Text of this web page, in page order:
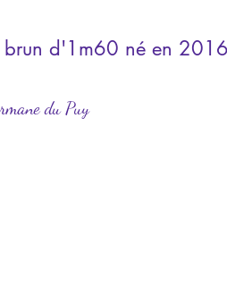
brun d'1m60 né en 2016
du Puy